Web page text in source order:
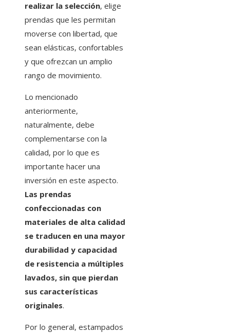
realizar la selección, elige
prendas que les permitan
moverse con libertad, que
sean elásticas, confortables
y que ofrezcan un amplio
rango de movimiento.
Lo mencionado
anteriormente,
naturalmente, debe
complementarse con la
calidad, por lo que es
importante hacer una
inversión en este aspecto.
Las prendas
confeccionadas con
materiales de alta calidad
se traducen en una mayor
durabilidad y capacidad
de resistencia a múltiples
lavados, sin que pierdan
sus características
originales.
Por lo general, estampados